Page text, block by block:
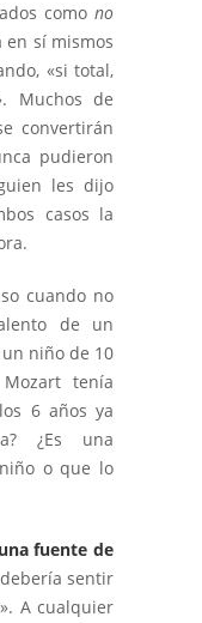
como no
en sí mismos
«si total,
Muchos de
convertirán
pudieron
les dijo
casos la
cuando no
de un
niño de 10
tenía
6 años ya
¿Es una
o que lo
fuente de
sentir
A cualquier